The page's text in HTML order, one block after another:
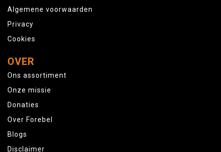
Algemene voorwaarden
Privacy
Cookies
OVER
Ons assortiment
Onze missie
Donaties
Over Forebel
Blogs
Disclaimer